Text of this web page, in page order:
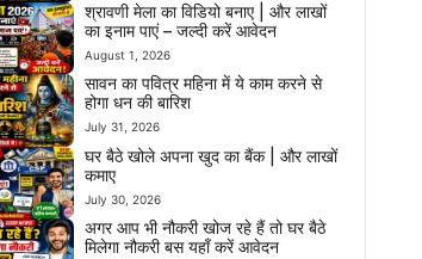
श्रावणी मेला का विडियो बनाए | और लाखों
का इनाम पाएं – जल्दी करें आवेदन
August 1, 2026
सावन का पवित्र महिना में ये काम करने से
होगा धन की बारिश
July 31, 2026
घर बैठे खोले अपना खुद का बैंक | और लाखों
कमाए
July 30, 2026
अगर आप भी नौकरी खोज रहे हैं तो घर बैठे
मिलेगा नौकरी बस यहाँ करें आवेदन